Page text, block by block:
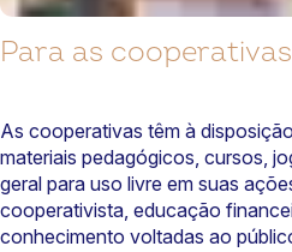
Para as
As cooperativas têm à
materiais pedagógicos, cursos,
geral para uso livre em suas
cooperativista, educação
conhecimento voltadas ao